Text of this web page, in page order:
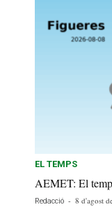
EL TEMPS
AEMET: El
Redacció - 8 d'agost